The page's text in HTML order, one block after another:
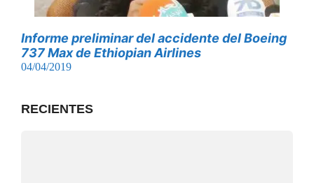
Informe preliminar del accidente del Boeing
737 Max de Ethiopian Airlines
04/04/2019
RECIENTES